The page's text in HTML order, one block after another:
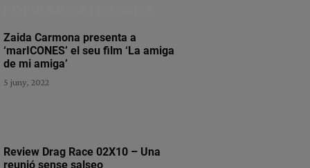
Zaida Carmona presenta a
‘marICONES’ el seu film ‘La amiga
de mi amiga’
5 juny, 2022
Review Drag Race 02X10 – Una
reunió sense salseo